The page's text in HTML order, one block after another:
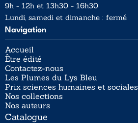
9h - 12h et 13h30 - 16h30
Lundi, samedi et dimanche : fermé
Navigation
Accueil
Être édité
Contactez-nous
Les Plumes du Lys Bleu
Prix sciences humaines et sociales
Nos collections
Nos auteurs
Catalogue